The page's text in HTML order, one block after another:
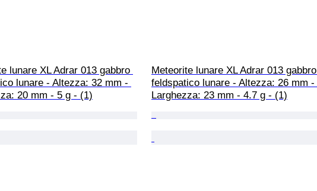
lunare XL Adrar 013 gabbro
lunare - Altezza: 32 mm -
20 mm - 5 g - (1)
Meteorite lunare XL Adrar 013 gabbro
feldspatico lunare - Altezza: 26 mm -
Larghezza: 23 mm - 4.7 g - (1)